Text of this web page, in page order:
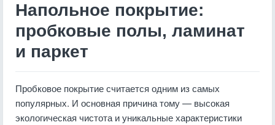
Напольное покрытие:
пробковые полы, ламинат
и паркет
Пробковое покрытие считается одним из самых
популярных. И основная причина тому — высокая
экологическая чистота и уникальные характеристики